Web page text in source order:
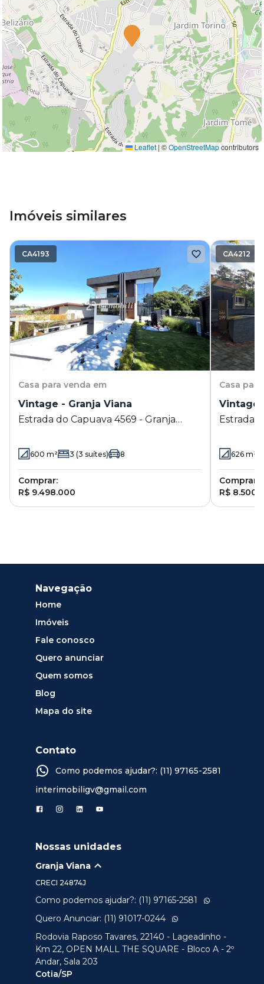
Leaflet | ©OpenStreetMapcontributors
Imóveis similares
CA4193
Casa para venda em
Vintage - Granja Viana
Estrada do Capuava 4569 - Granja
600 m² 3 (3 suítes) 8
Comprar:
R$ 9.498.000
CA4212
Casa
Vintage
Estrada
626 m²
Comprar:
R$
Navegação
Home
Imóveis
Fale conosco
Quero anunciar
Quem somos
Blog
Mapa do site
Contato
Como podemos ajudar?: (11) 97165-2581
interimobiligv@gmail.com
Nossas unidades
Granja Viana
CRECI 24874J
Como podemos ajudar?: (11) 97165-2581
Quero Anunciar: (11) 91017-0244
Rodovia Raposo Tavares, 22140 - Lageadinho -
Km 22, OPEN MALL THE SQUARE - Bloco A - 2º
Andar, Sala 203
Cotia/SP